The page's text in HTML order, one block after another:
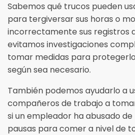
Sabemos qué trucos pueden
para tergiversar sus horas o
incorrectamente sus registros
evitamos investigaciones
tomar medidas para
según sea necesario.
También podemos ayudarlo a
compañeros de trabajo a
si un empleador ha abusado de
pausas para comer a nivel de